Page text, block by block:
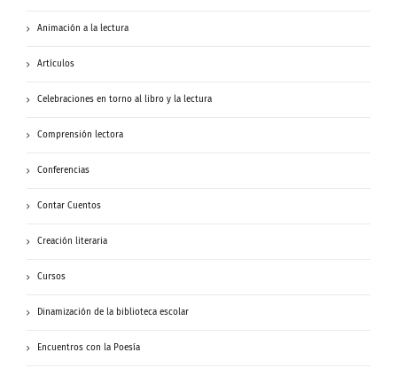
Animación a la lectura
Artículos
Celebraciones en torno al libro y la lectura
Comprensión lectora
Conferencias
Contar Cuentos
Creación literaria
Cursos
Dinamización de la biblioteca escolar
Encuentros con la Poesía